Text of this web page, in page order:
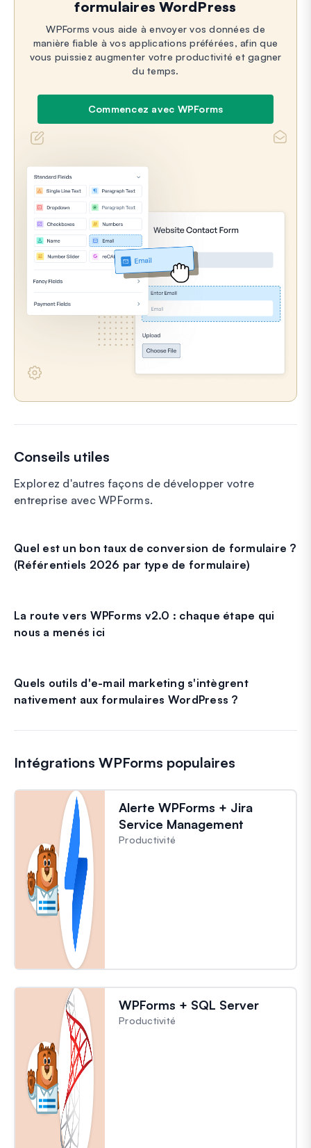
formulaires WordPress
WPForms vous aide à envoyer vos données de
manière fiable à vos applications préférées, afin que
vous puissiez augmenter votre productivité et gagner
du temps.
Commencez avec WPForms
Conseils utiles
Explorez d'autres façons de développer votre
entreprise avec WPForms.
Quel est un bon taux de conversion de formulaire ?
(Référentiels 2026 par type de formulaire)
La route vers WPForms v2.0 : chaque étape qui
nous a menés ici
Quels outils d'e-mail marketing s'intègrent
nativement aux formulaires WordPress ?
Intégrations WPForms populaires
Alerte WPForms + Jira
Service Management
Productivité
WPForms + SQL Server
Productivité